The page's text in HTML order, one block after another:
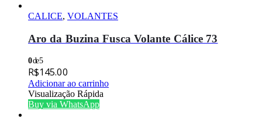
CALICE, VOLANTES
Aro da Buzina Fusca Volante Cálice 73
0de 5
R$145.00
Adicionar ao carrinho
Visualização Rápida
Buy via WhatsApp